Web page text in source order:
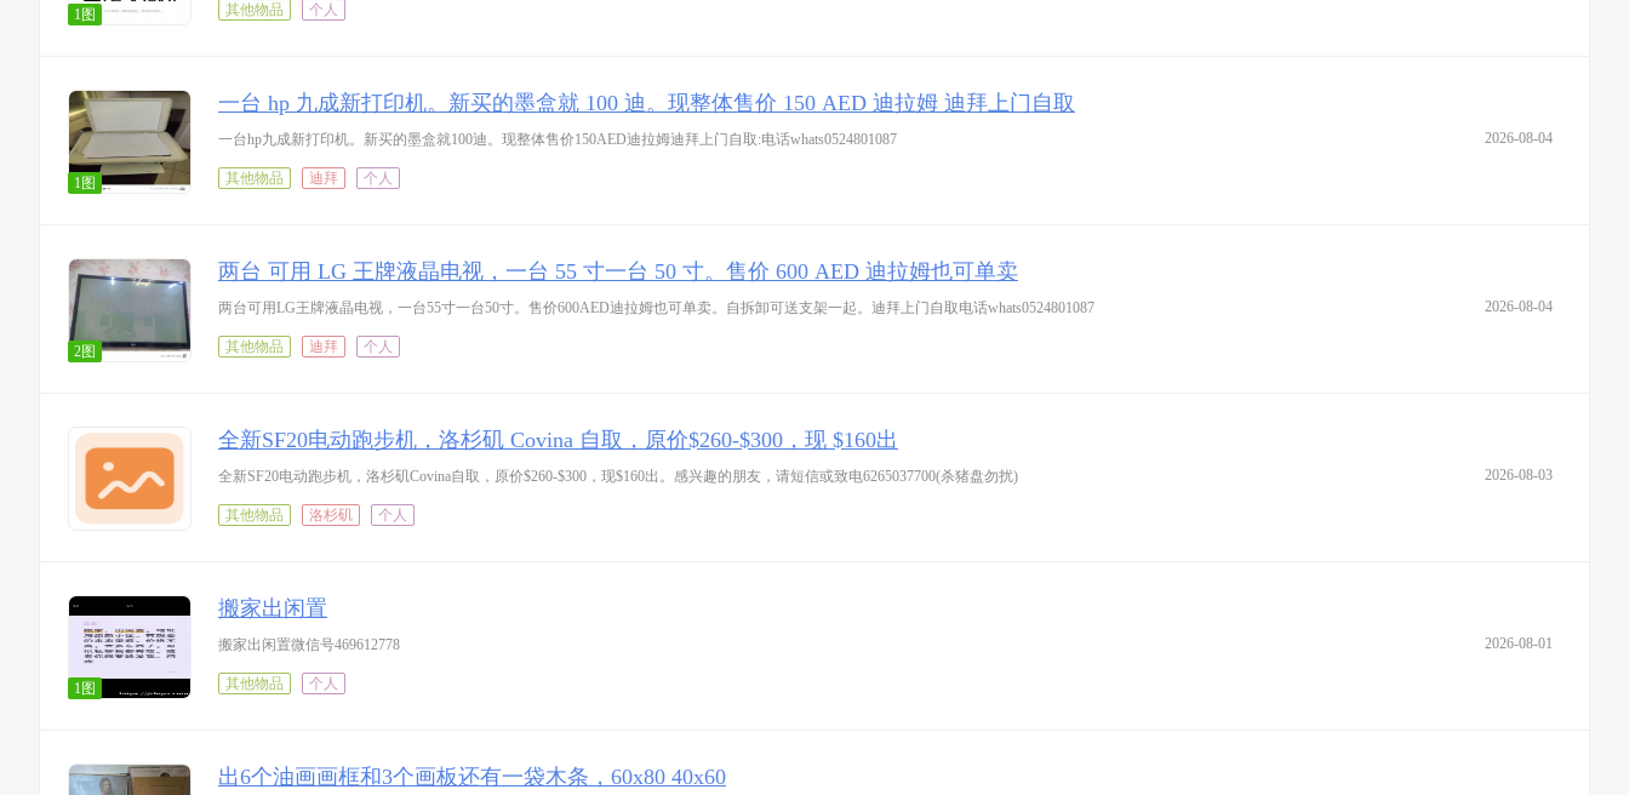
1图 其他物品 个人
1图
2026-08-04
一台 hp 九成新打印机。新买的墨盒就 100 迪。现整体售价 150 AED 迪拉姆 迪拜上门自取
一台hp九成新打印机。新买的墨盒就100迪。现整体售价150AED迪拉姆迪拜上门自取:电话whats0524801087
其他物品 迪拜 个人
2图
2026-08-04
两台 可用 LG 王牌液晶电视，一台 55 寸一台 50 寸。售价 600 AED 迪拉姆也可单卖
两台可用LG王牌液晶电视，一台55寸一台50寸。售价600AED迪拉姆也可单卖。自拆卸可送支架一起。迪拜上门自取电话whats0524801087
其他物品 迪拜 个人
2026-08-03
全新SF20电动跑步机，洛杉矶 Covina 自取，原价$260-$300，现 $160出
全新SF20电动跑步机，洛杉矶Covina自取，原价$260-$300，现$160出。感兴趣的朋友，请短信或致电6265037700(杀猪盘勿扰)
其他物品 洛杉矶 个人
1图
2026-08-01
搬家出闲置
搬家出闲置微信号469612778
其他物品 个人
出6个油画画框和3个画板还有一袋木条，60x80 40x60